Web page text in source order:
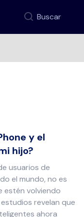
Buscar
y el
hijo?
usuarios de
el mundo, no es
estén volviendo
revelan que
ahora